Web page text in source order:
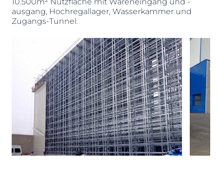
ausgang, Hochregallager, Wasserkammer und
Zugangs-Tunnel.